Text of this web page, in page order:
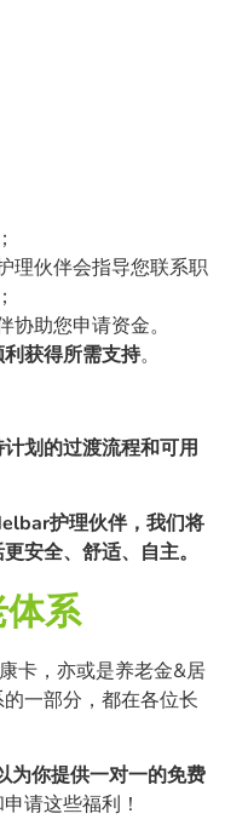
理伙伴会指导您联系职
助您申请资金。
获得所需支持。
划的过渡流程和可用
护理伙伴，我们将
安全、舒适、自主。
系
卡，亦或是养老金&居
一部分，都在各位长
为你提供一对一的免费
请这些福利！